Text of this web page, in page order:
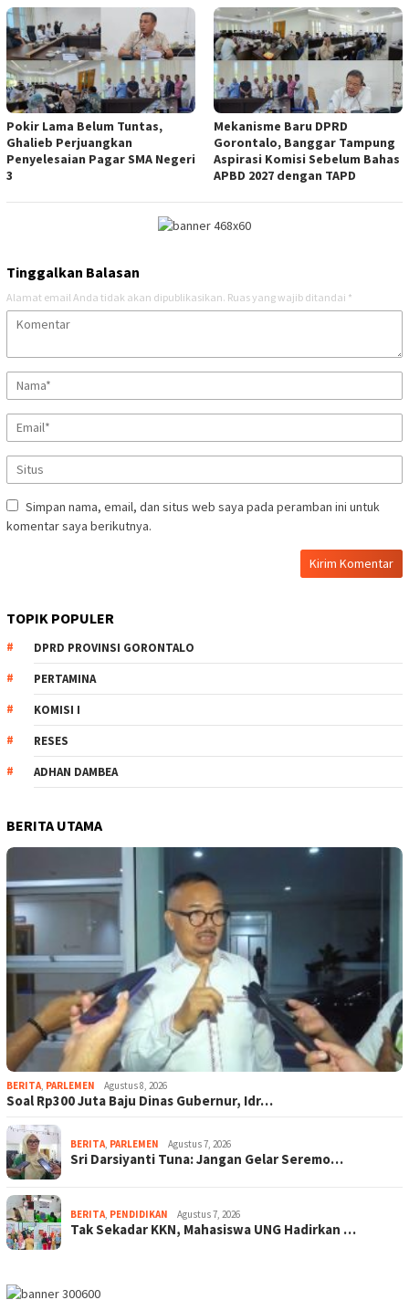
Pokir Lama Belum Tuntas,
Ghalieb Perjuangkan
Penyelesaian Pagar SMA Negeri
3
Mekanisme Baru DPRD
Gorontalo, Banggar Tampung
Aspirasi Komisi Sebelum Bahas
APBD 2027 dengan TAPD
Tinggalkan Balasan
Alamat email Anda tidak akan dipublikasikan. Ruas yang wajib ditandai *
Simpan nama, email, dan situs web saya pada peramban ini untuk
komentar saya berikutnya.
TOPIK POPULER
DPRD PROVINSI GORONTALO
PERTAMINA
KOMISI I
RESES
ADHAN DAMBEA
BERITA UTAMA
BERITA, PARLEMEN Agustus 8, 2026
Soal Rp300 Juta Baju Dinas Gubernur, Idr…
BERITA, PARLEMEN Agustus 7, 2026
Sri Darsiyanti Tuna: Jangan Gelar Seremo…
BERITA, PENDIDIKAN Agustus 7, 2026
Tak Sekadar KKN, Mahasiswa UNG Hadirkan …